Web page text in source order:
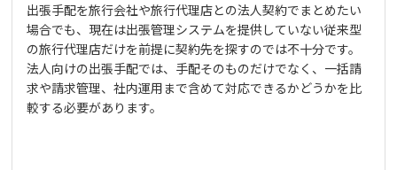
出張手配を旅行会社や旅行代理店との法人契約でまとめたい
場合でも、現在は出張管理システムを提供していない従来型
の旅行代理店だけを前提に契約先を探すのでは不十分です。
法人向けの出張手配では、手配そのものだけでなく、一括請
求や請求管理、社内運用まで含めて対応できるかどうかを比
較する必要があります。